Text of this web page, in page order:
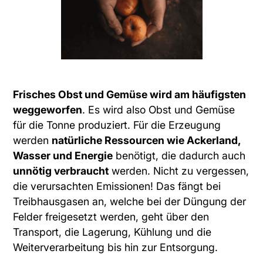
Frisches Obst und Gemüse wird am häufigsten
weggeworfen. Es wird also Obst und Gemüse
für die Tonne produziert. Für die Erzeugung
werden natürliche Ressourcen wie Ackerland,
Wasser und Energie benötigt, die dadurch auch
unnötig verbraucht werden. Nicht zu vergessen,
die verursachten Emissionen! Das fängt bei
Treibhausgasen an, welche bei der Düngung der
Felder freigesetzt werden, geht über den
Transport, die Lagerung, Kühlung und die
Weiterverarbeitung bis hin zur Entsorgung.